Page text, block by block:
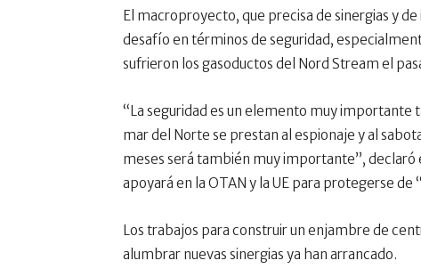
El macroproyecto, que precisa de sinergias y
desafío en términos de seguridad,
sufrieron los gasoductos del Nord Stream el
“La seguridad es un elemento muy importante
mar del Norte se prestan al espionaje y al
meses será también muy importante”,
apoyará en la OTAN y la UE para protegerse
Los trabajos para construir un enjambre de
alumbrar nuevas sinergias ya han arrancado.